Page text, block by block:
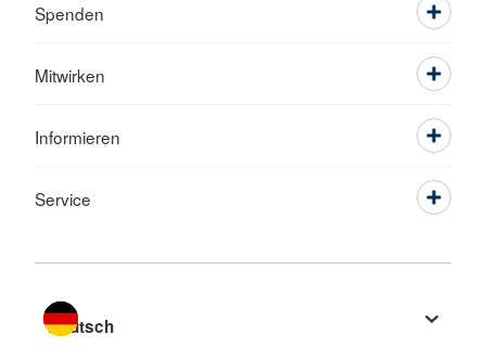
Spenden
Mitwirken
Informieren
Service
Sprache wechseln zu